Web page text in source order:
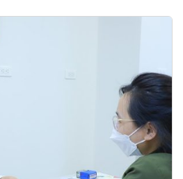
nên:
cân nặng ở mức cho phép
tra sức khỏe định kỳ để phát
có phương pháp theo dõi,
hợp.